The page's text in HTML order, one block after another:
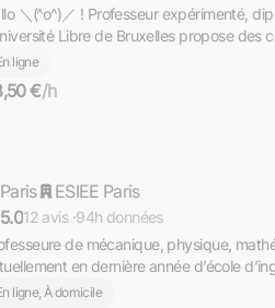
／ ! Professeur expérimenté, diplômé de
Libre de Bruxelles propose des
de niveaux PRIMAIRE -
- SUPERIEUR. Komm und lerne mit
⁠▽⁠＾⁠)⁠╭
ligne
€/h
Répond rapidement
Paris
ESIEE Paris
5.012 avis ·94h données
de mécanique, physique,
en dernière année d’école
en ligne
ligne, À domicile